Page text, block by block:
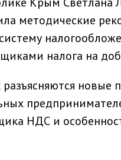
методические
налога на
НДС и